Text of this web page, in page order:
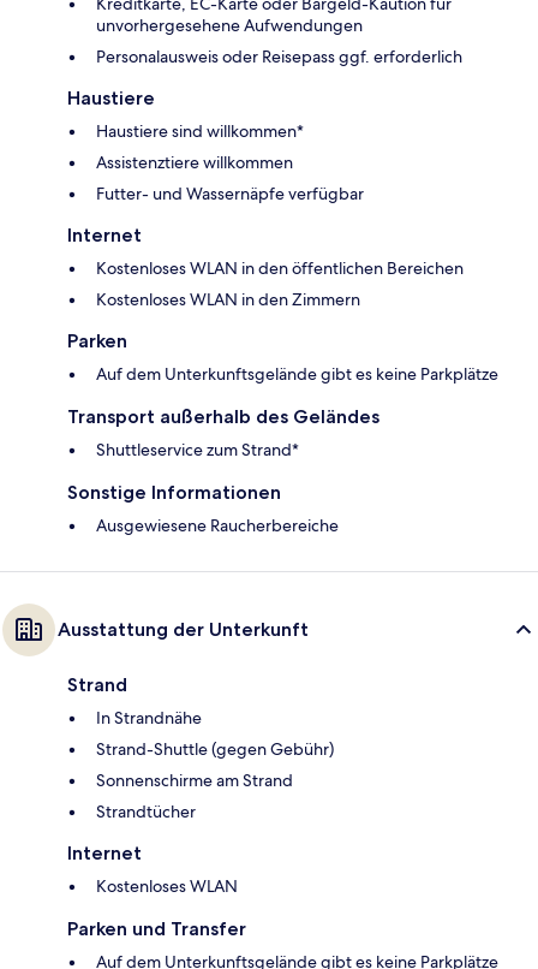
unvorhergesehene Aufwendungen
Personalausweis oder Reisepass ggf. erforderlich
Haustiere
Haustiere sind willkommen*
Assistenztiere willkommen
Futter- und Wassernäpfe verfügbar
Internet
Kostenloses WLAN in den öffentlichen Bereichen
Kostenloses WLAN in den Zimmern
Parken
Auf dem Unterkunftsgelände gibt es keine Parkplätze
Transport außerhalb des Geländes
Shuttleservice zum Strand*
Sonstige Informationen
Ausgewiesene Raucherbereiche
Ausstattung der Unterkunft
Strand
In Strandnähe
Strand-Shuttle (gegen Gebühr)
Sonnenschirme am Strand
Strandtücher
Internet
Kostenloses WLAN
Parken und Transfer
Auf dem Unterkunftsgelände gibt es keine Parkplätze